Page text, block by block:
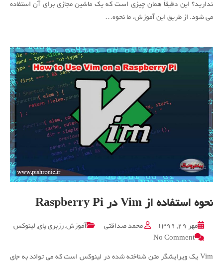
بر
روی
استفاده
ماشین
مجازی
ندارید؟ این دقیقاً همان چیزی است که یک ماشین مجازی برای آن استفاده
می شود. از طریق این آموزش، ما نحوه…
نحوه استفاده از Vim در Raspberry Pi
مهر ۲۹, ۱۳۹۹ محمد صداقتی آموزش, رزبری پای, لینوکس
No Comment
on
استفاده
Vim یک ویرایشگر متن شناخته شده در لینوکس است که می تواند به جای